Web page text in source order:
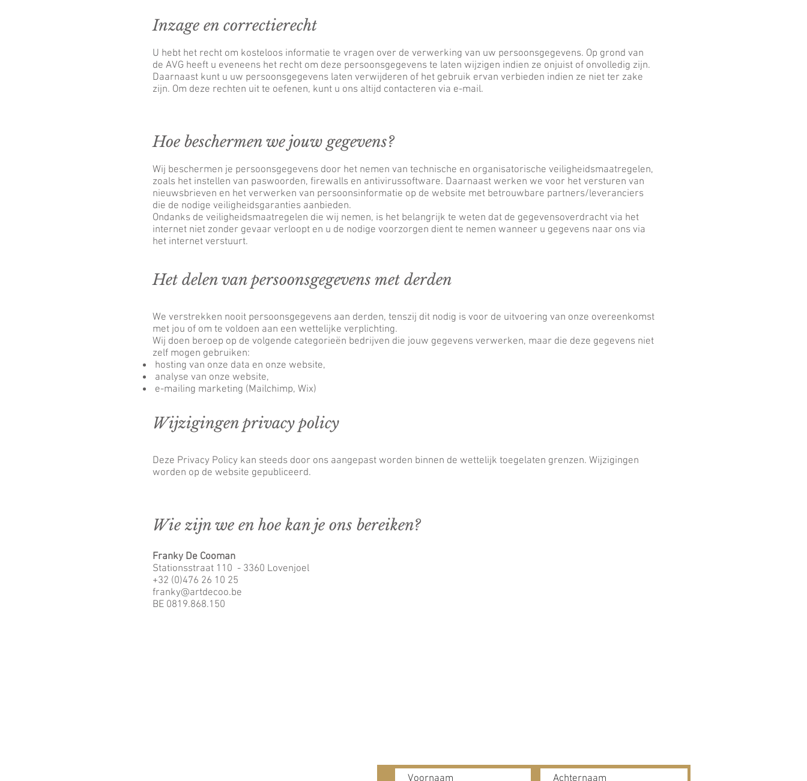
Inzage en correctierecht
U hebt het recht om kosteloos informatie te vragen over de verwerking van uw persoonsgegevens. Op grond van
de AVG heeft u eveneens het recht om deze persoonsgegevens te laten wijzigen indien ze onjuist of onvolledig zijn.
Daarnaast kunt u uw persoonsgegevens laten verwijderen of het gebruik ervan verbieden indien ze niet ter zake
zijn. Om deze rechten uit te oefenen, kunt u ons altijd contacteren via e-mail.
Hoe beschermen we jouw gegevens?
Wij beschermen je persoonsgegevens door het nemen van technische en organisatorische veiligheidsmaatregelen,
zoals het instellen van paswoorden, firewalls en antivirussoftware. Daarnaast werken we voor het versturen van
nieuwsbrieven en het verwerken van persoonsinformatie op de website met betrouwbare partners/leveranciers
die de nodige veiligheidsgaranties aanbieden.
Ondanks de veiligheidsmaatregelen die wij nemen, is het belangrijk te weten dat de gegevensoverdracht via het
internet niet zonder gevaar verloopt en u de nodige voorzorgen dient te nemen wanneer u gegevens naar ons via
het internet verstuurt.
Het delen van persoonsgegevens met derden
We verstrekken nooit persoonsgegevens aan derden, tenszij dit nodig is voor de uitvoering van onze overeenkomst
met jou of om te voldoen aan een wettelijke verplichting.
Wij doen beroep op de volgende categorieën bedrijven die jouw gegevens verwerken, maar die deze gegevens niet
zelf mogen gebruiken:
hosting van onze data en onze website,
analyse van onze website,
e-mailing marketing (Mailchimp, Wix)​
Wijzigingen privacy policy
Deze Privacy Policy kan steeds door ons aangepast worden binnen de wettelijk toegelaten grenzen. Wijzigingen
worden op de website gepubliceerd.
Wie zijn we en hoe kan je ons bereiken?
Franky De Cooman
Stationsstraat 110 - 3360 Lovenjoel
+32 (0)476 26 10 25
franky@artdecoo.be
BE 0819.868.150